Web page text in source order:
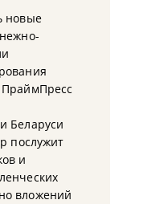
новые
Беларуси
послужит
и
вложений